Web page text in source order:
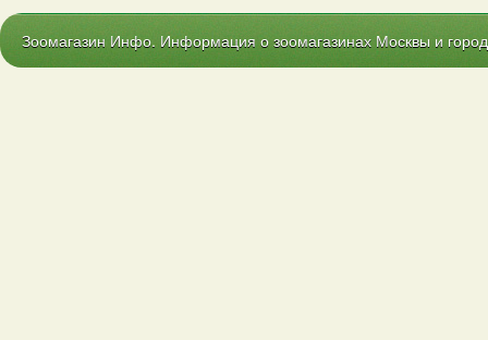
Зоомагазин Инфо. Информация о зоомагазинах Москвы и